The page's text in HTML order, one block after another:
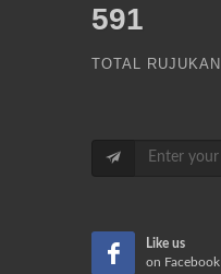
591
TOTAL RUJUKAN
Like us
on Facebook